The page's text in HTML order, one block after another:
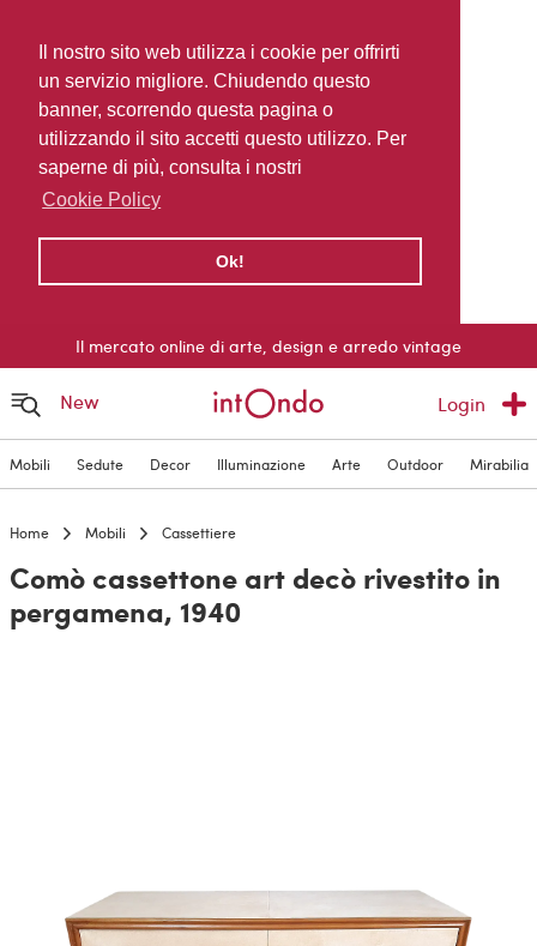
Il nostro sito web utilizza i cookie per offrirti
un servizio migliore. Chiudendo questo
banner, scorrendo questa pagina o
utilizzando il sito accetti questo utilizzo. Per
saperne di più, consulta i nostri
Cookie Policy
Ok!
Il mercato online di arte, design e arredo vintage
New Login
Mobili Sedute Decor Illuminazione Arte Outdoor Mirabilia
Home Mobili Cassettiere
Comò cassettone art decò rivestito in
pergamena, 1940